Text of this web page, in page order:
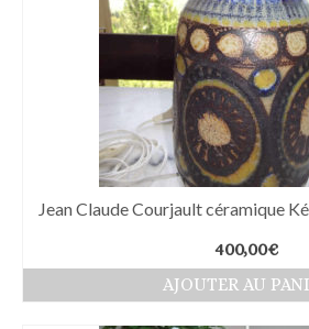
Jean Claude Courjault céramique
400,00€
AJOUTER AU